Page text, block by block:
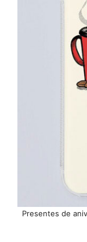
Presentes de